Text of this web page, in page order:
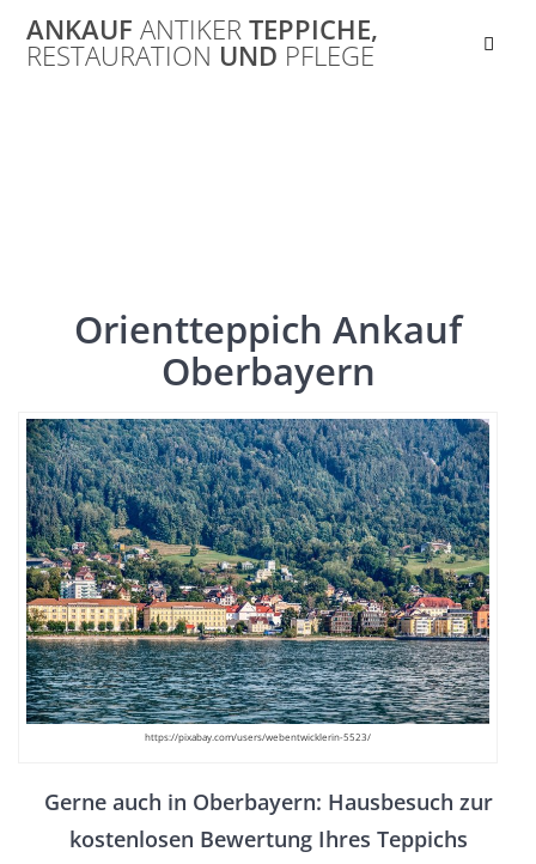
to
content
ANKAUF ANTIKERTEPPICHE,
RESTAURATION UND PFLEGE
Orientteppich Ankauf
Oberbayern
https://pixabay.com/users/webentwicklerin-5523/
Gerne auch in Oberbayern: Hausbesuch zur
kostenlosen Bewertung Ihres Teppichs